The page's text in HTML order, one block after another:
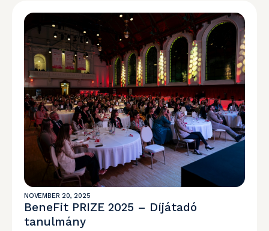
NOVEMBER 20, 2025
BeneFit PRIZE 2025 – Díjátadó
tanulmány